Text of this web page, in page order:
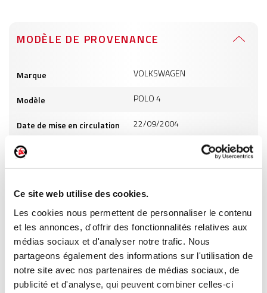
Ce site web utilise des cookies.
Les cookies nous permettent de personnaliser le contenu
et les annonces, d'offrir des fonctionnalités relatives aux
médias sociaux et d'analyser notre trafic. Nous
partageons également des informations sur l'utilisation de
notre site avec nos partenaires de médias sociaux, de
publicité et d'analyse, qui peuvent combiner celles-ci
MODÈLE DE PROVENANCE
produits
Marque VOLKSWAGEN
Modèle POLO 4
Date de mise en circulation 22/09/2004
Cylindrée
Carburant GO
INFORMATIONS PRODUITS